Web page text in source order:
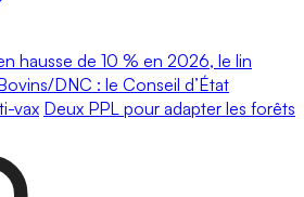
hausse de 10 % en 2026, le lin
DNC : le Conseil d’État
vax Deux PPL pour adapter les forêts